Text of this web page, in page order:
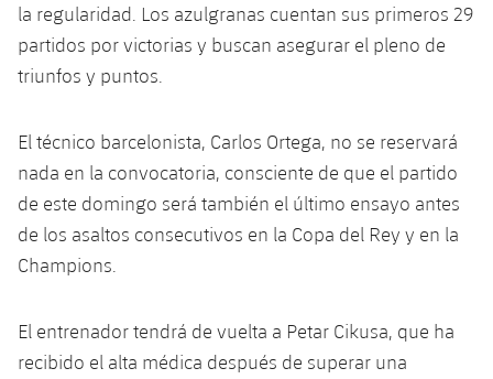
la regularidad. Los azulgranas cuentan sus primeros 29
partidos por victorias y buscan asegurar el pleno de
triunfos y puntos.
El técnico barcelonista, Carlos Ortega, no se reservará
nada en la convocatoria, consciente de que el partido
de este domingo será también el último ensayo antes
de los asaltos consecutivos en la Copa del Rey y en la
Champions.
El entrenador tendrá de vuelta a Petar Cikusa, que ha
recibido el alta médica después de superar una